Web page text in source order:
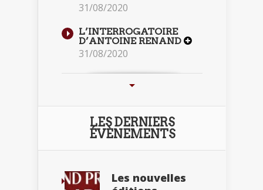
31/08/2020
L’INTERROGATOIRE
D’ANTOINE RENAND
31/08/2020
LES DERNIERS
ÉVÈNEMENTS
Les nouvelles